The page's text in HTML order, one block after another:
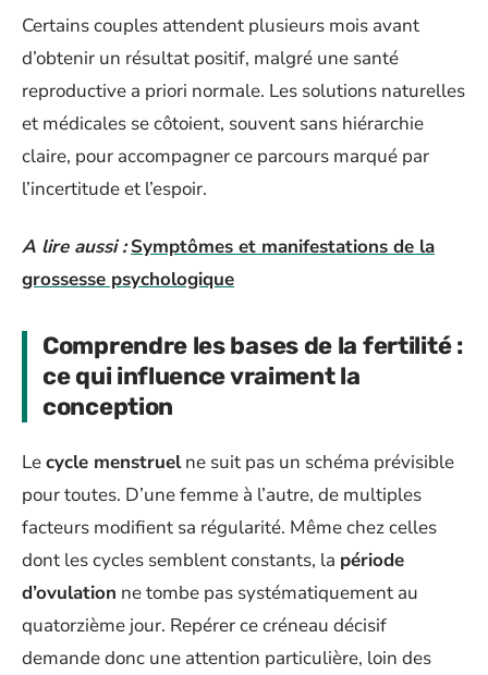
Certains couples attendent plusieurs mois avant
d’obtenir un résultat positif, malgré une santé
reproductive a priori normale. Les solutions naturelles
et médicales se côtoient, souvent sans hiérarchie
claire, pour accompagner ce parcours marqué par
l’incertitude et l’espoir.
A lire aussi : Symptômes et manifestations de la
grossesse psychologique
Comprendre les bases de la fertilité :
ce qui influence vraiment la
conception
Lecycle menstruelne suit pas un schéma prévisible
pour toutes. D’une femme à l’autre, de multiples
facteurs modifient sa régularité. Même chez celles
dont les cycles semblent constants, la période
d’ovulation ne tombe pas systématiquement au
quatorzième jour. Repérer ce créneau décisif
demande donc une attention particulière, loin des